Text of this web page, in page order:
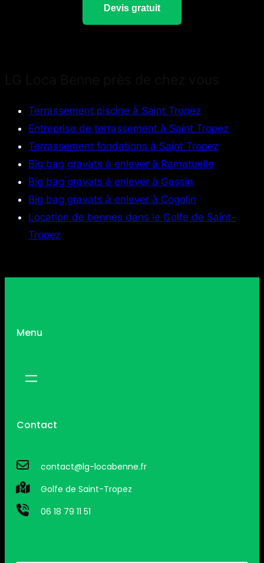
Devis gratuit
Terrassement piscine à Saint Tropez
Entreprise de terrassement à Saint Tropez
Terrassement fondations à Saint Tropez
Big bag gravats à enlever à Ramatuelle
Big bag gravats à enlever à Gassin
Big bag gravats à enlever à Cogolin
Location de bennes dans le Golfe de Saint-
Tropez
Menu
Contact
contact@lg-locabenne.fr
Golfe de Saint-Tropez
06 18 79 11 51